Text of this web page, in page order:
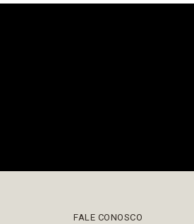
FALE CONOSCO